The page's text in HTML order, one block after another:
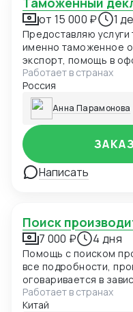
доставлять товары быстрее. При
поставок возможен
сотрудничество с
Сотрудничая с ТОО
Надёжного партнёра с
к китайским заводам
Полное
Ускоренную
Финансовую
ТОО «ВИТАЛИФТ» —
Казахстаном.
от 15 000 ₽ 1
Предоставляю
именно таможенное
экспорт, помощь в
проверка
декларации, расчёт
Работает в странах
Россия
Анна Парамонова
Написать
Поиск
7 000 ₽ 4 дня
Помощь с поиском
все подробности,
оговаривается в
переговоров.
Работает в странах
Китай